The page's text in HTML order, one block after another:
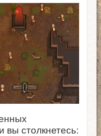
вы столкнетесь: